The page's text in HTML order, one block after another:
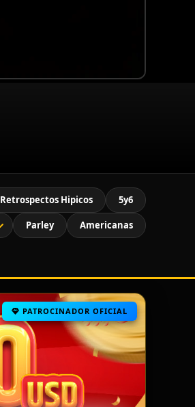
Retrospectos Hipicos 5y6
Parley Americanas
PATROCINADOR OFICIAL